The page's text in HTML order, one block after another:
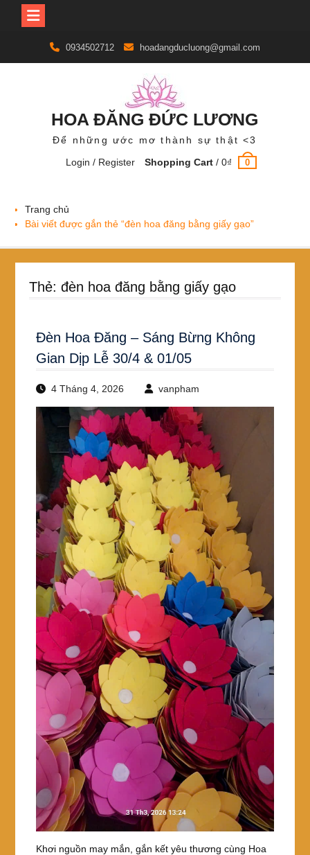
content
0934502712 hoadangducluong@gmail.com
HOA ĐĂNG ĐỨC LƯƠNG
Để những ước mơ thành sự thật <3
Login / Register
Shopping Cart /0₫ 0
Trang chủ
Bài viết được gắn thẻ “đèn hoa đăng bằng giấy gạo”
Thẻ: đèn hoa đăng bằng giấy gạo
Đèn Hoa Đăng – Sáng Bừng Không
Gian Dịp Lễ 30/4 & 01/05
4 Tháng 4, 2026 vanpham
Khơi nguồn may mắn, gắn kết yêu thương cùng Hoa